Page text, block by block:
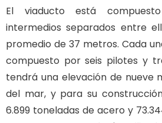
El viaducto está
intermedios separados entre
promedio de 37 metros. Cada
compuesto por seis pilotes y
tendrá una elevación de nueve
del mar, y para su
6.899 toneladas de acero y